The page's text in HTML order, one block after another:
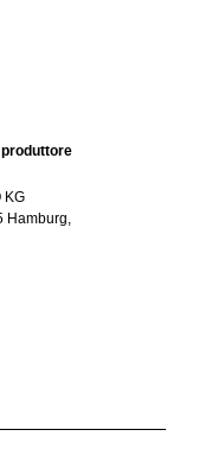
KG
Hamburg,